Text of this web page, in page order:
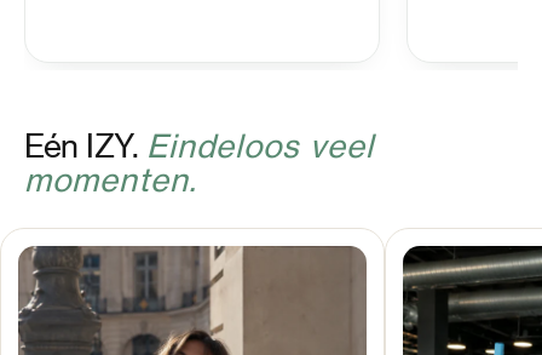
Eén IZY. Eindeloos veel
momenten.